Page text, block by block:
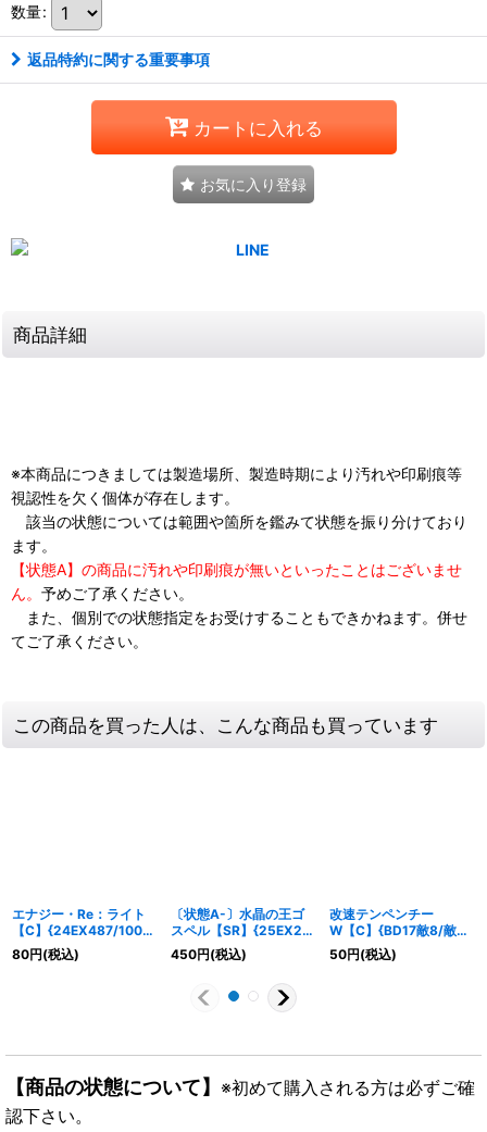
数量:
返品特約に関する重要事項
カートに入れる
お気に入り登録
商品詳細
※本商品につきましては製造場所、製造時期により汚れや印刷痕等
視認性を欠く個体が存在します。
該当の状態については範囲や箇所を鑑みて状態を振り分けており
ます。
【状態A】の商品に汚れや印刷痕が無いといったことはございませ
ん。 予めご了承ください。
また、個別での状態指定をお受けすることもできかねます。併せ
てご了承ください。
この商品を買った人は、こんな商品も買っています
エナジー・Re：ライト
【C】{24EX487/100}
《水》
80円(税込)
〔状態A-〕水晶の王ゴ
スペル【SR】{25EX2超
10/超50}《多》
450円(税込)
改速テンペンチー
W【C】{BD17敵8/敵
10}《水》
50円(税込)
【商品の状態について】 ※初めて購入される方は必ずご確
認下さい。